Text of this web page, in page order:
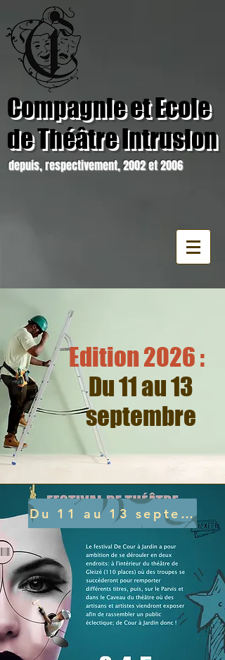
Compagnie et Ecole
de Théâtre Intrusion
depuis, respectivement, 2002 et 2006
Edition 2026 :
Du 11 au 13
septembre
Du 11 au 13 septembre